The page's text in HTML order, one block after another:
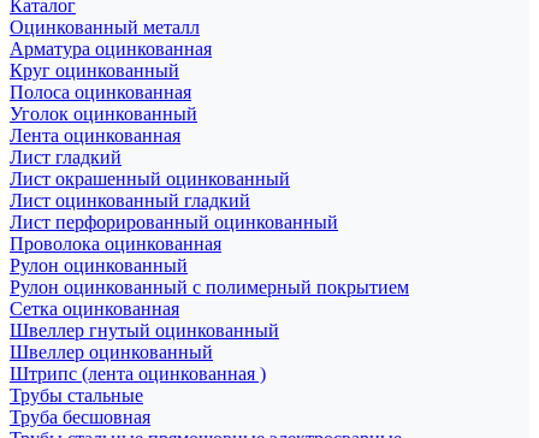
Каталог
Оцинкованный металл
Арматура оцинкованная
Круг оцинкованный
Полоса оцинкованная
Уголок оцинкованный
Лента оцинкованная
Лист гладкий
Лист окрашенный оцинкованный
Лист оцинкованный гладкий
Лист перфорированный оцинкованный
Проволока оцинкованная
Рулон оцинкованный
Рулон оцинкованный с полимерный покрытием
Сетка оцинкованная
Швеллер гнутый оцинкованный
Швеллер оцинкованный
Штрипс (лента оцинкованная )
Трубы стальные
Труба бесшовная